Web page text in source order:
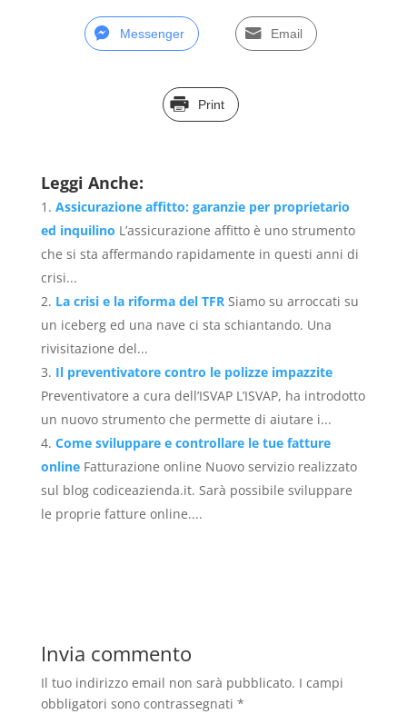
Messenger Email
Print
Leggi Anche:
Assicurazione affitto: garanzie per proprietario
ed inquilino L’assicurazione affitto è uno strumento
che si sta affermando rapidamente in questi anni di
crisi...
La crisi e la riforma del TFR Siamo su arroccati su
un iceberg ed una nave ci sta schiantando. Una
rivisitazione del...
Il preventivatore contro le polizze impazzite
Preventivatore a cura dell’ISVAP L’ISVAP, ha introdotto
un nuovo strumento che permette di aiutare i...
Come sviluppare e controllare le tue fatture
online Fatturazione online Nuovo servizio realizzato
sul blog codiceazienda.it. Sarà possibile sviluppare
le proprie fatture online....
Invia commento
Il tuo indirizzo email non sarà pubblicato. I campi
obbligatori sono contrassegnati *